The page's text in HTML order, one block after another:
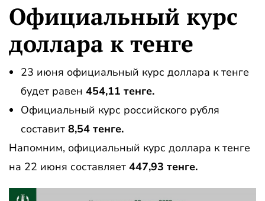
Официальный курс
доллара к тенге
23 июня официальный курс доллара к тенге
будет равен 454,11 тенге.
Официальный курс российского рубля
составит 8,54 тенге.
Напомним, официальный курс доллара к тенге
на 22 июня составляет 447,93 тенге.